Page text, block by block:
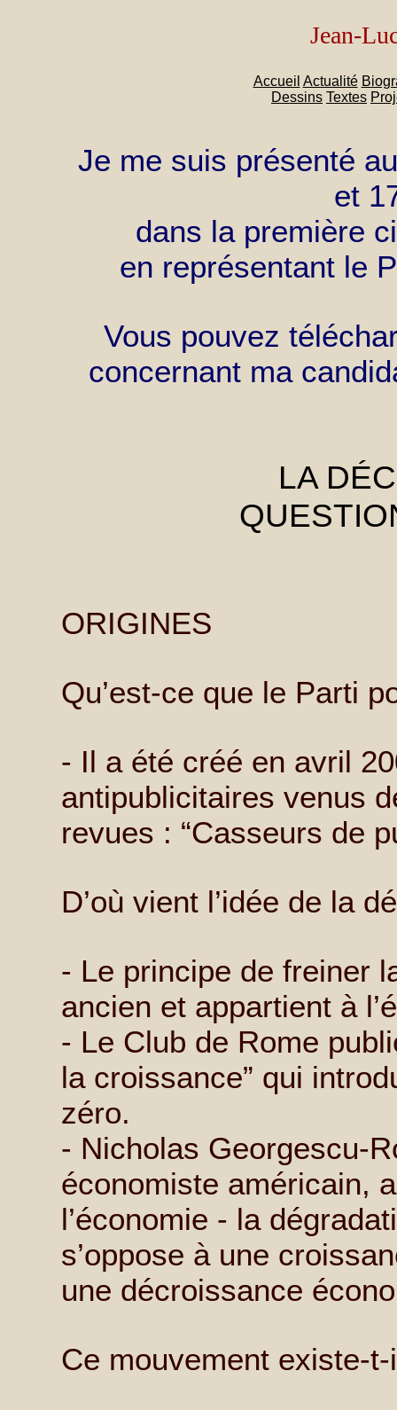
Jean-
Accueil Actualité
Dessins Textes
Je me suis présenté
et
dans la première
en représentant le
Vous pouvez
concernant ma
LA
ORIGINES
Qu’est-ce que le Parti
- Il a été créé en avril
antipublicitaires venus
revues : “Casseurs de
D’où vient l’idée de la
- Le principe de freiner
ancien et appartient à
- Le Club de Rome
la croissance” qui
zéro.
- Nicholas Georgescu-
économiste américain,
l’économie - la
s’oppose à une
une décroissance
Ce mouvement existe-